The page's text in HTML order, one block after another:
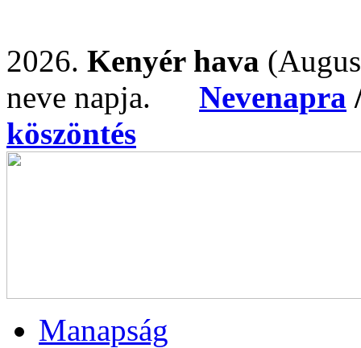
2026. Kenyér hava
neve napja. Nevenapra
köszöntés
Manapság